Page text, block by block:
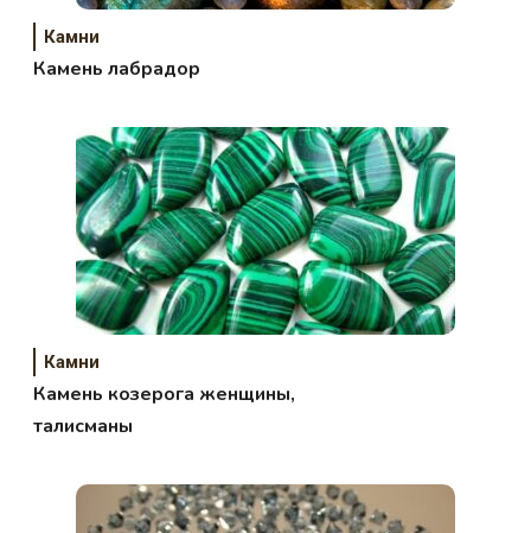
Камни
Камень лабрадор
Камни
Камень козерога женщины,
талисманы